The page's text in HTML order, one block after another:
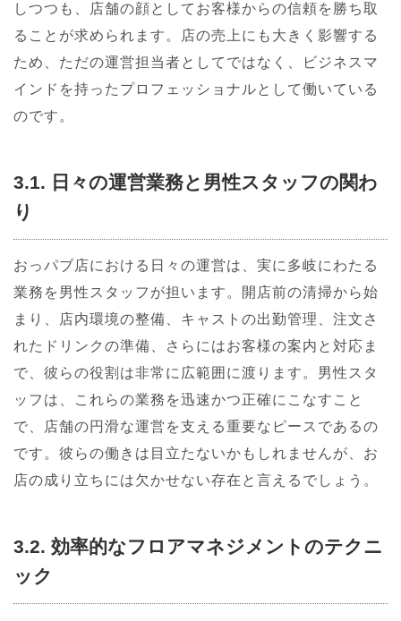
しつつも、店舗の顔としてお客様からの信頼を勝ち取
ることが求められます。店の売上にも大きく影響する
ため、ただの運営担当者としてではなく、ビジネスマ
インドを持ったプロフェッショナルとして働いている
のです。
3.1. 日々の運営業務と男性スタッフの関わ
り
おっパブ店における日々の運営は、実に多岐にわたる
業務を男性スタッフが担います。開店前の清掃から始
まり、店内環境の整備、キャストの出勤管理、注文さ
れたドリンクの準備、さらにはお客様の案内と対応ま
で、彼らの役割は非常に広範囲に渡ります。男性スタ
ッフは、これらの業務を迅速かつ正確にこなすこと
で、店舗の円滑な運営を支える重要なピースであるの
です。彼らの働きは目立たないかもしれませんが、お
店の成り立ちには欠かせない存在と言えるでしょう。
3.2. 効率的なフロアマネジメントのテクニ
ック